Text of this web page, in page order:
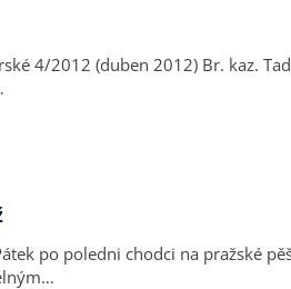
teologii Kristovy církve podle J 17. Následoval další rozhovor
po poledni chodci na pražské